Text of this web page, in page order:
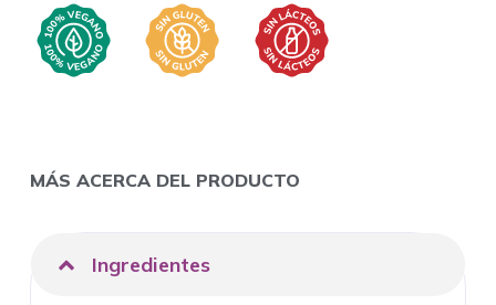
MÁS ACERCA DEL PRODUCTO
Ingredientes